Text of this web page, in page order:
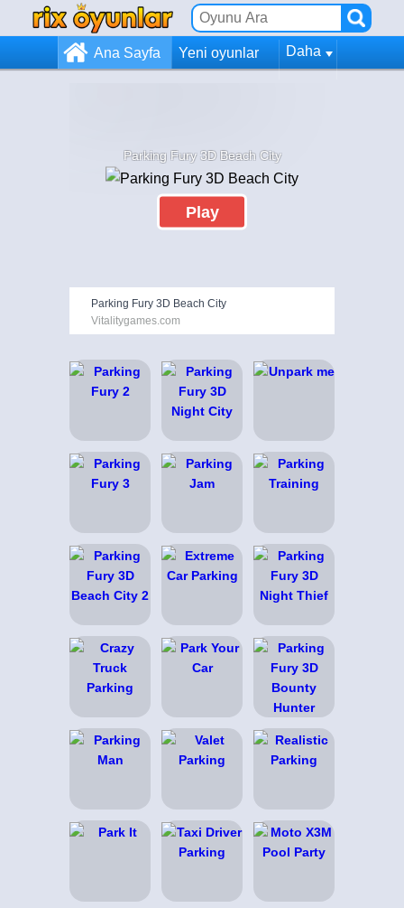
Ana Sayfa Yeni oyunlar Daha
Parking Fury 3D Beach City
Play
Parking Fury 3D Beach City
Vitalitygames.com